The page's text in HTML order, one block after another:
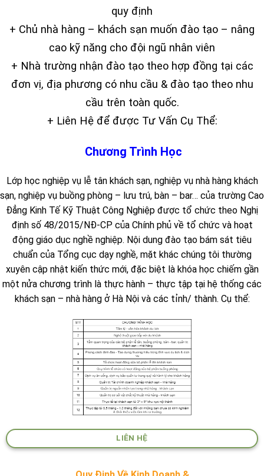
quy định
+ Chủ nhà hàng – khách sạn muốn đào tạo – nâng
cao kỹ năng cho đội ngũ nhân viên
+ Nhà trường nhận đào tạo theo hợp đồng tại các
đơn vị, địa phương có nhu cầu & đào tạo theo nhu
cầu trên toàn quốc.
+ Liên Hệ để được Tư Vấn Cụ Thể:
Chương Trình Học
Lớp học nghiệp vụ lễ tân khách sạn, nghiệp vụ nhà hàng khách
sạn, nghiệp vụ buồng phòng – lưu trú, bàn – bar… của trường Cao
Đẳng Kinh Tế Kỹ Thuật Công Nghiệp được tổ chức theo Nghị
định số 48/2015/NĐ-CP của Chính phủ về tổ chức và hoạt
động giáo dục nghề nghiệp. Nội dung đào tạo bám sát tiêu
chuẩn của Tổng cục dạy nghề, mặt khác chúng tôi thường
xuyên cập nhật kiến thức mới, đặc biệt là khóa học chiếm gần
một nửa chương trình là thực hành – thực tập tại hệ thống các
khách sạn – nhà hàng ở Hà Nội và các tỉnh/ thành. Cụ thể:
LIÊN HỆ